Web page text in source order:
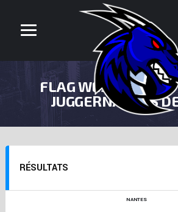
FLAG WEST
JUGGERNAUTES
RÉSULTATS
NANTES